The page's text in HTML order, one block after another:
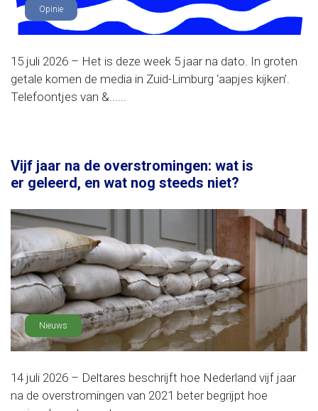
Opinie
15 juli 2026 – Het is deze week 5 jaar na dato. In groten
getale komen de media in Zuid-Limburg ‘aapjes kijken’.
Telefoontjes van &......
Vijf jaar na de overstromingen: wat is
er geleerd, en wat nog steeds niet?
Nieuws
14 juli 2026 – Deltares beschrijft hoe Nederland vijf jaar
na de overstromingen van 2021 beter begrijpt hoe